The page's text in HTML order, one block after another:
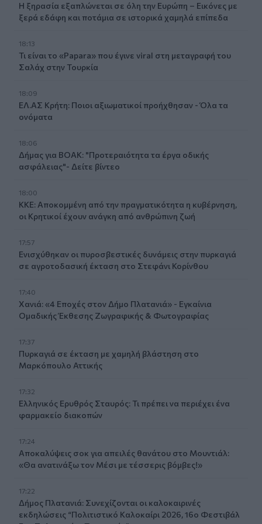
Η ξηρασία εξαπλώνεται σε όλη την Ευρώπη – Εικόνες με
ξερά εδάφη και ποτάμια σε ιστορικά χαμηλά επίπεδα
18:13
Τι είναι το «Papara» που έγινε viral στη μεταγραφή του
Σαλάχ στην Τουρκία
18:09
ΕΛ.ΑΣ Κρήτη: Ποιοι αξιωματικοί προήχθησαν - Όλα τα
ονόματα
18:06
Δήμας για ΒΟΑΚ: "Προτεραιότητα τα έργα οδικής
ασφάλειας"- Δείτε βίντεο
18:00
ΚΚΕ: Αποκομμένη από την πραγματικότητα η κυβέρνηση,
οι Κρητικοί έχουν ανάγκη από ανθρώπινη ζωή
17:57
Ενισχύθηκαν οι πυροσβεστικές δυνάμεις στην πυρκαγιά
σε αγροτοδασική έκταση στο Στεφάνι Κορίνθου
17:40
Χανιά: «4 Εποχές στον Δήμο Πλατανιά» - Εγκαίνια
Ομαδικής Έκθεσης Ζωγραφικής & Φωτογραφίας
17:37
Πυρκαγιά σε έκταση με χαμηλή βλάστηση στο
Μαρκόπουλο Αττικής
17:32
Ελληνικός Ερυθρός Σταυρός: Τι πρέπει να περιέχει ένα
φαρμακείο διακοπών
17:24
Aποκαλύψεις σοκ για απειλές θανάτου στο Μουντιάλ:
«Θα ανατινάξω τον Μέσι με τέσσερις βόμβες!»
17:22
Δήμος Πλατανιά: Συνεχίζονται οι καλοκαιρινές
εκδηλώσεις “Πολιτιστικό Καλοκαίρι 2026, 16ο Φεστιβάλ